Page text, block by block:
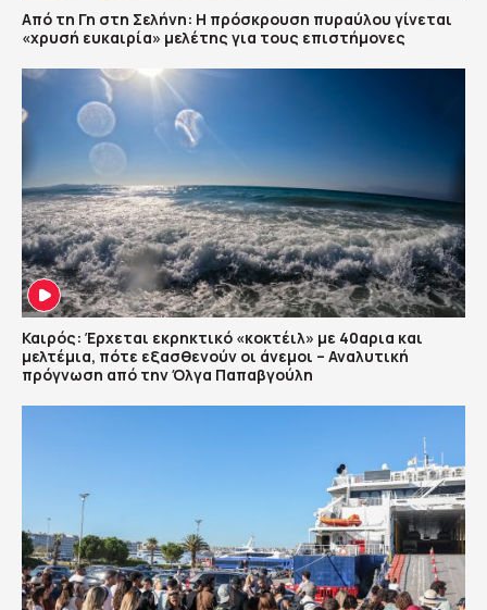
Από τη Γη στη Σελήνη: Η πρόσκρουση πυραύλου γίνεται
«χρυσή ευκαιρία» μελέτης για τους επιστήμονες
Καιρός: Έρχεται εκρηκτικό «κοκτέιλ» με 40αρια και
μελτέμια, πότε εξασθενούν οι άνεμοι – Αναλυτική
πρόγνωση από την Όλγα Παπαβγούλη